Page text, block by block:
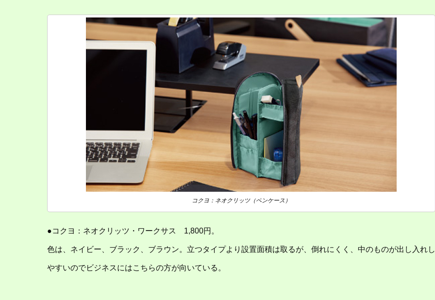
コクヨ：ネオクリッツ（ペンケース）
●コクヨ：ネオクリッツ・ワークサス 1,800円。
色は、ネイビー、ブラック、ブラウン。立つタイプより設置面積は取るが、倒れにくく、中のものが出し入れし
やすいのでビジネスにはこちらの方が向いている。